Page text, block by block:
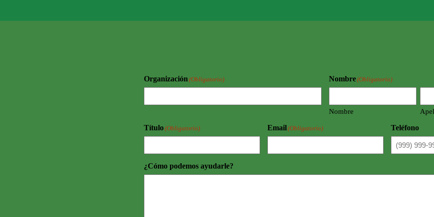
Organización (Obligatorio) Nombre(Obligatorio)
Nombre
Título(Obligatorio) Email(Obligatorio) Teléfono
¿Cómo podemos ayudarle?